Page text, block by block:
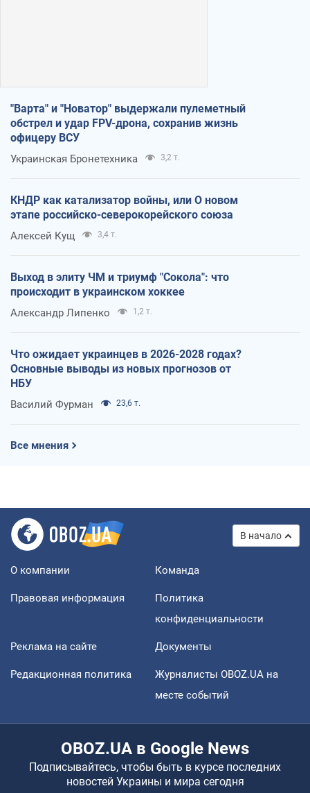
"Варта" и "Новатор" выдержали пулеметный
обстрел и удар FPV-дрона, сохранив жизнь
офицеру ВСУ
Украинская Бронетехника 3,2 т.
КНДР как катализатор войны, или О новом
этапе российско-северокорейского союза
Алексей Кущ 3,4 т.
Выход в элиту ЧМ и триумф "Сокола": что
происходит в украинском хоккее
Александр Липенко 1,2 т.
Что ожидает украинцев в 2026-2028 годах?
Основные выводы из новых прогнозов от
НБУ
Василий Фурман 23,6 т.
Все мнения
В начало
О компании Команда
Правовая информация
Политика
конфиденциальности
Реклама на сайте Документы
Редакционная политика
Журналисты OBOZ.UA на
месте событий
OBOZ.UA в Google News
Подписывайтесь, чтобы быть в курсе последних
новостей Украины и мира сегодня